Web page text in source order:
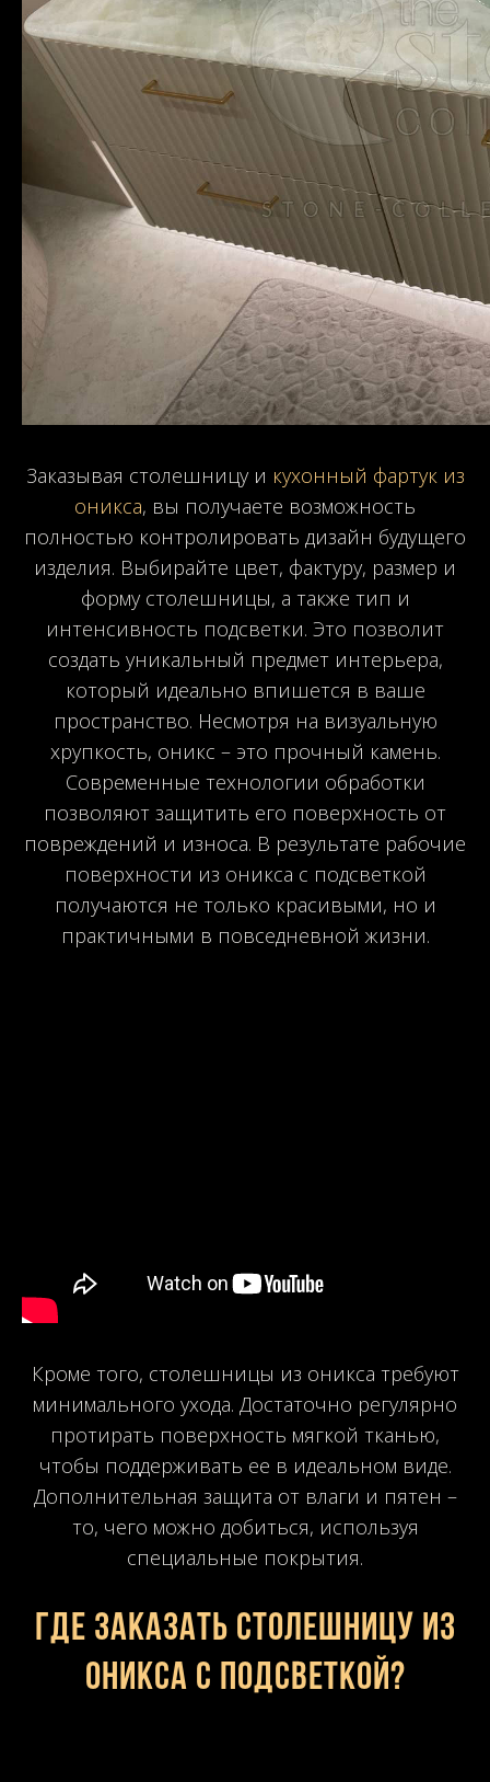
Заказывая столешницу и кухонный фартук из
оникса, вы получаете возможность
полностью контролировать дизайн будущего
изделия. Выбирайте цвет, фактуру, размер и
форму столешницы, а также тип и
интенсивность подсветки. Это позволит
создать уникальный предмет интерьера,
который идеально впишется в ваше
пространство. Несмотря на визуальную
хрупкость, оникс – это прочный камень.
Современные технологии обработки
позволяют защитить его поверхность от
повреждений и износа. В результате рабочие
поверхности из оникса с подсветкой
получаются не только красивыми, но и
практичными в повседневной жизни.
Кроме того, столешницы из оникса требуют
минимального ухода. Достаточно регулярно
протирать поверхность мягкой тканью,
чтобы поддерживать ее в идеальном виде.
Дополнительная защита от влаги и пятен –
то, чего можно добиться, используя
специальные покрытия.
Где заказать столешницу из
оникса с подсветкой?